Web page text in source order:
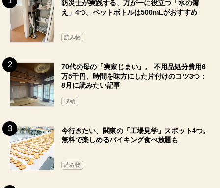
防災士が実践する、万が一に役立つ「水の備
え」4つ。ペットボトルは500mLがおすすめ
読み物
70代の母の「実家じまい」。 不用品処分費用6
万5千円、時間を味方にした片付けのコツ3つ：
8月に読みたい記事
収納
今行きたい、関東の「工場見学」スポット4つ。
無料で楽しめるバイキング食べ放題も
読み物